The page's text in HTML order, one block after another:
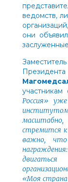
ведомств,
они
Россия»
масштабно,
стремится
важно, что
«Моя страна